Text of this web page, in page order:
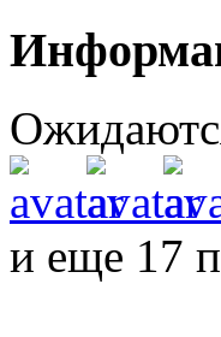
и еще 17